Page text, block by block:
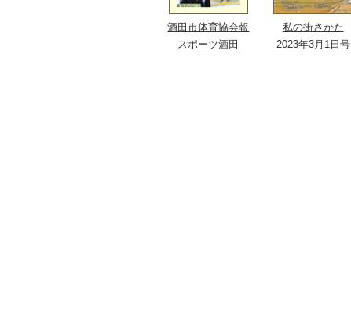
酒田市体育協会報
スポーツ酒田
私の街さかた
2023年3月1日号